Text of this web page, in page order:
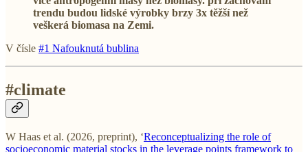
trendu budou lidské výrobky brzy 3x těžší než
veškerá biomasa na Zemi.
V čísle #1 Nafouknutá bublina
#climate
W Haas et al. (2026, preprint), ‘Reconceptualizing the role of
socioeconomic material stocks in the leverage points framework to